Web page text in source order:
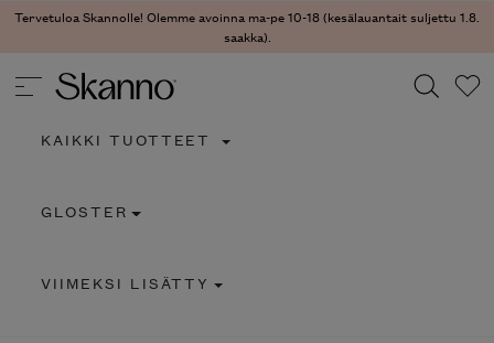
Tervetuloa Skannolle! Olemme avoinna ma-pe 10-18 (kesälauantait suljettu 1.8.
saakka).
Type 2 or more characters for results.
KAIKKI TUOTTEET
GLOSTER
VIIMEKSI LISÄTTY